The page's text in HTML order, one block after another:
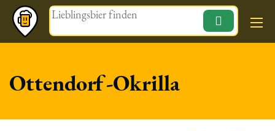
Magazin
Ottendorf-Okrilla